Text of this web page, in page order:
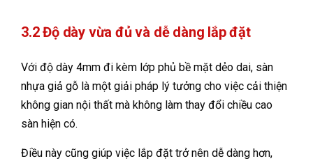
3.2 Độ dày vừa đủ và dễ dàng lắp đặt
Với độ dày 4mm đi kèm lớp phủ bề mặt dẻo dai, sàn
nhựa giả gỗ là một giải pháp lý tưởng cho việc cải thiện
không gian nội thất mà không làm thay đổi chiều cao
sàn hiện có.
Điều này cũng giúp việc lắp đặt trở nên dễ dàng hơn,